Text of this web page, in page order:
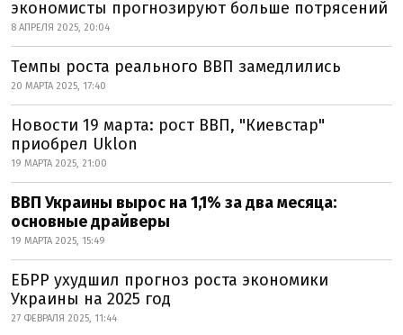
экономисты прогнозируют больше потрясений
8 АПРЕЛЯ 2025, 20:04
Темпы роста реального ВВП замедлились
20 МАРТА 2025, 17:40
Новости 19 марта: рост ВВП, "Киевстар"
приобрел Uklon
19 МАРТА 2025, 21:00
ВВП Украины вырос на 1,1% за два месяца:
основные драйверы
19 МАРТА 2025, 15:49
ЕБРР ухудшил прогноз роста экономики
Украины на 2025 год
27 ФЕВРАЛЯ 2025, 11:44